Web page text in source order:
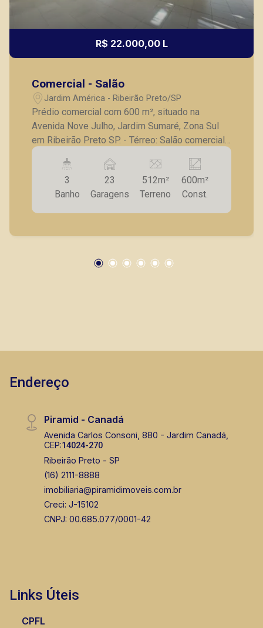
R$ 22.000,00 L
Comercial - Salão
Jardim América - Ribeirão Preto/SP
Prédio comercial com 600 m², situado na
Avenida Nove Julho, Jardim Sumaré, Zona Sul
em Ribeirão Preto SP. - Térreo: Salão comercial
amplo e integrado com ar condicionado, fachada
em blindex Plataforma elevatória 3 banheiros,
sendo 1 adaptado para PNE cozinha e
lavanderia 2 salas para depósito 3 vagas frontal
na parte térrea - Pavimento Superior: Hall com ar
salas 1 depósito/Central de ar condicionado -
Excelente imóvel comercial, adaptado para
Ribeirão Preto.
3
Banho
23
Garagens
512m²
Terreno
600m²
Const.
Endereço
Piramid - Canadá
Avenida Carlos Consoni, 880 - Jardim Canadá,
CEP:14024-270
Ribeirão Preto - SP
(16) 2111-8888
imobiliaria@piramidimoveis.com.br
Creci: J-15102
CNPJ: 00.685.077/0001-42
Links Úteis
CPFL